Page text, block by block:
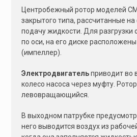
Центробежный ротор моделей
закрытого типа, рассчитанные
подачу жидкости. Для разгрузки
по оси, на его диске
(импеллер).
Электродвигательприводит во
колесо насоса через муфту.
левовращающийся.
В выходном патрубке
него выводится воздух из